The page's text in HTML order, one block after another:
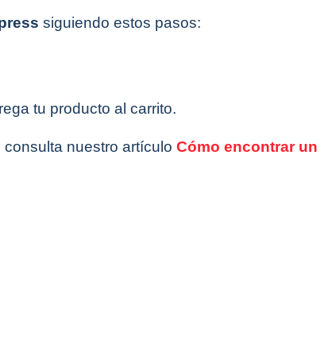
siguiendo estos pasos:
tu producto al carrito.
nuestro artículo Cómo encontrar un